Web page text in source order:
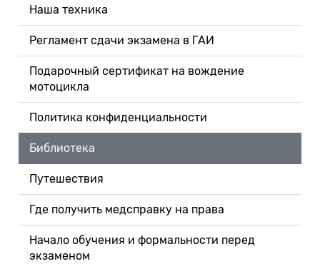
Наша техника
Регламент сдачи экзамена в ГАИ
Подарочный сертификат на вождение
мотоцикла
Политика конфиденциальности
Библиотека
Путешествия
Где получить медсправку на права
Начало обучения и формальности перед
экзаменом